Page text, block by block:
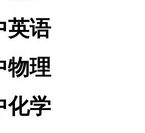
英语
物理
化学